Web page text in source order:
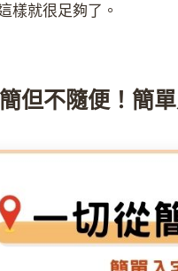
樣就很足夠了。
但不隨便！簡